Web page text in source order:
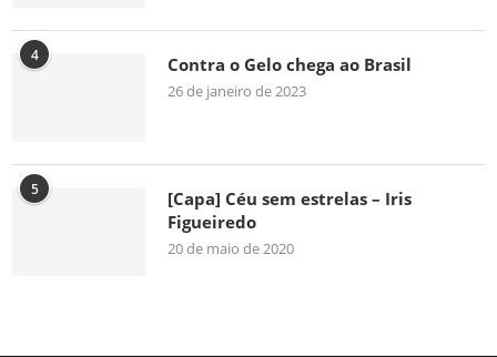
4 Contra o Gelo chega ao Brasil
26 de janeiro de 2023
5
[Capa] Céu sem estrelas – Iris
Figueiredo
20 de maio de 2020